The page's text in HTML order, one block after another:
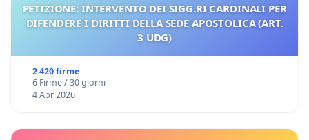
PETIZIONE: INTERVENTO DEI SIGG.RI CARDINALI PER
DIFENDERE I DIRITTI DELLA SEDE APOSTOLICA (ART.
3 UDG)
2 420 firme
6 Firme / 30 giorni
4 Apr 2026